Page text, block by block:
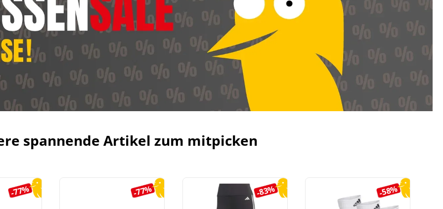
spannende Artikel zum mitpicken
-77% -77% -83% -58%